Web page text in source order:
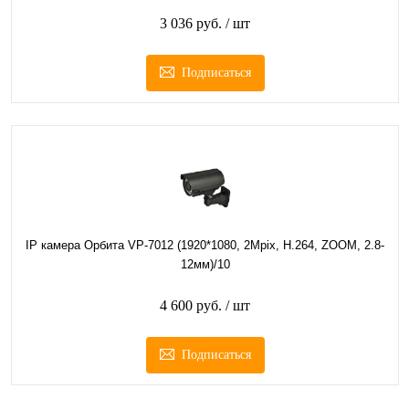
3 036 руб. / шт
Подписаться
IP камера Орбита VP-7012 (1920*1080, 2Mpix, H.264, ZOOM, 2.8-
12мм)/10
4 600 руб. / шт
Подписаться